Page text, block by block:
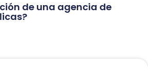
de una agencia de